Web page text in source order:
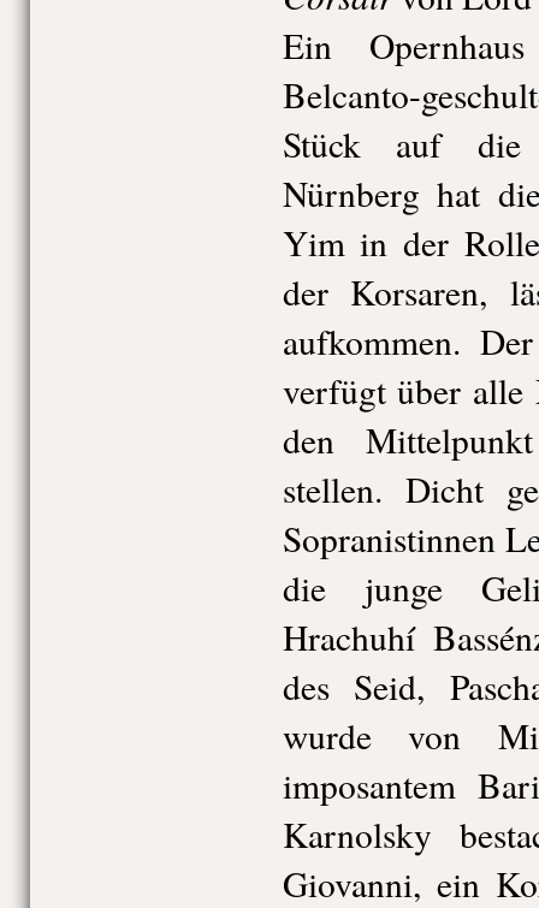
Ein
Belcanto-
Stück auf die
Nürnberg hat
Yim in der
der Korsaren,
aufkommen.
verfügt über alle
den
stellen. Dicht
Sopranistinnen
die junge
Hrachuhí
des Seid,
wurde von
imposantem
Karnolsky
Giovanni, ein